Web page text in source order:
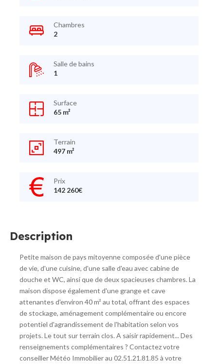
Description
Petite maison de pays mitoyenne composée d'une pièce
de vie, d'une cuisine, d'une salle d'eau avec cabine de
douche et WC, ainsi que de deux spacieuses chambres. La
maison dispose également d'une grange et cave
attenantes d'environ 40 m² au total, offrant des espaces
de stockage, aménagement complémentaire ou encore
potentiel d'agrandissement de l'habitation selon vos
projets. Le tout sur terrain clos. A saisir rapidement... Des
renseignements complémentaires ? Contactez votre
conseiller Météo Immobilier au 02.51.21.81.85 à votre
Chambres
2
Salle de bains
1
Surface
65 m²
Terrain
497 m²
Prix
142 260€